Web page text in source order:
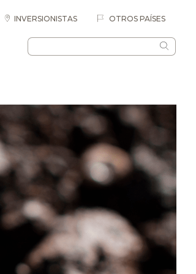
INVERSIONISTAS OTROS PAÍSES